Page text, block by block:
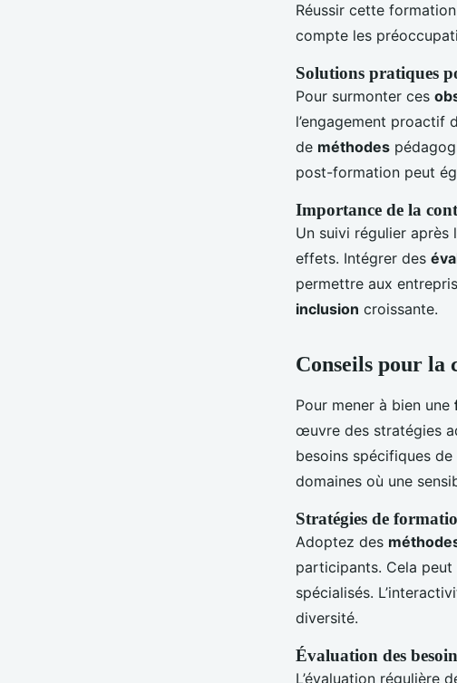
Réussir cette
compte les
Solutions pratiques
Pour surmonter ces
l’engagement proactif
de méthodes
post-formation peut
Importance de la
Un suivi régulier
effets. Intégrer des
permettre aux
inclusion croissante.
Conseils pour la
Pour mener à bien une
œuvre des stratégies
besoins spécifiques de
domaines où une
Stratégies de
Adoptez des
participants. Cela
spécialisés.
diversité.
Évaluation des
L’évaluation régulière